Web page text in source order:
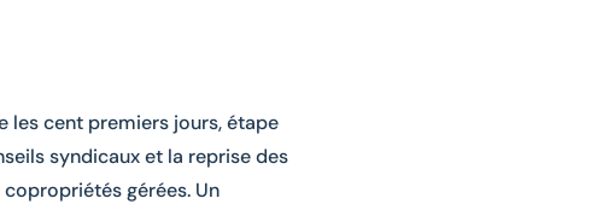
les cent premiers jours, étape
syndicaux et la reprise des
gérées. Un